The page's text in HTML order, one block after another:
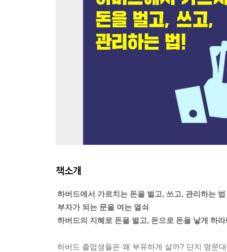
책소개
하버드에서 가르치는 돈을 벌고, 쓰고, 관리하는 법
부자가 되는 문을 여는 열쇠
하버드의 지혜로 돈을 벌고, 돈으로 돈을 낳게 하
하버드 졸업생들은 왜 부유하게 살까? 단지 명문